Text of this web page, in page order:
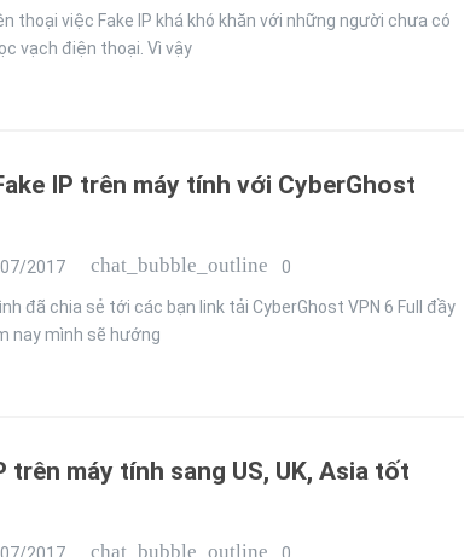
thoại việc Fake IP khá khó khăn với những người chưa có
vạch điện thoại. Vì vậy
IP trên máy tính với CyberGhost
2017 chat_bubble_outline 0
đã chia sẻ tới các bạn link tải CyberGhost VPN 6 Full đầy
nay mình sẽ hướng
trên máy tính sang US, UK, Asia tốt
chat_bubble_outline